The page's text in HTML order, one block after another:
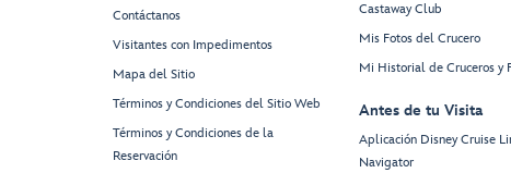
Contáctanos
Visitantes con Impedimentos
Mapa del Sitio
Términos y Condiciones del Sitio Web
Términos y Condiciones de la
Reservación
Castaway Club
Mis Fotos del Crucero
Mi Historial de Cruceros y
Antes de tu Visita
Aplicación Disney Cruise
Navigator